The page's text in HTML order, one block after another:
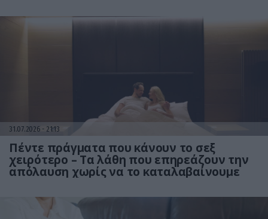
31.07.2026 21:13
Πέντε πράγματα που κάνουν το σεξ
χειρότερο – Τα λάθη που επηρεάζουν την
απόλαυση χωρίς να το καταλαβαίνουμε